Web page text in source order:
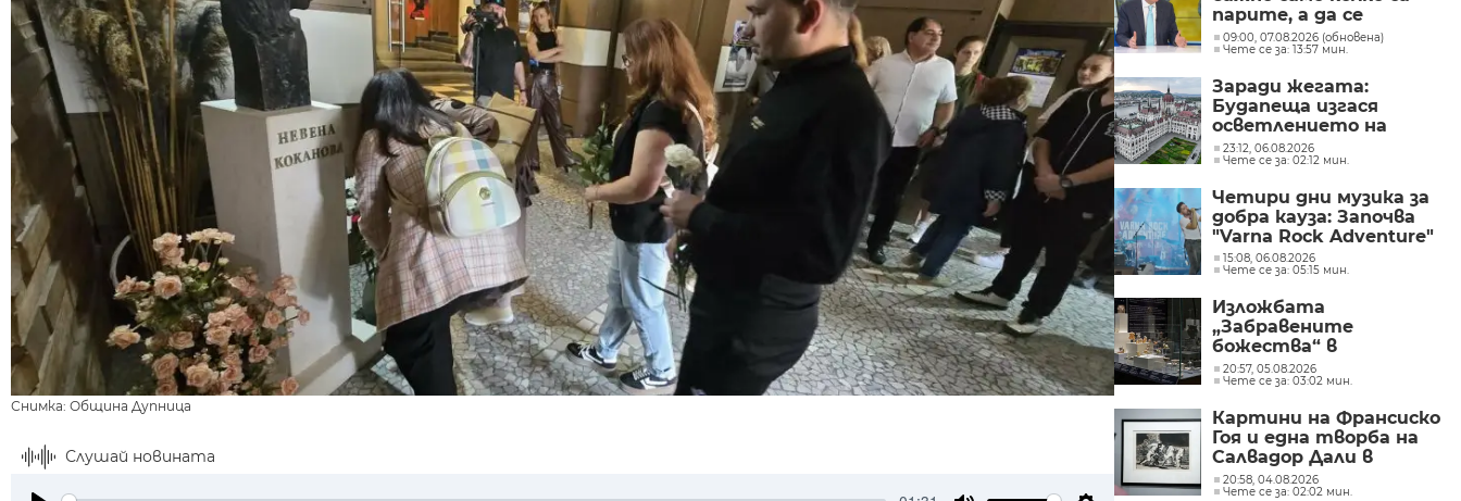
Снимка: Община Дупница
Слушай новината
парите, а да се
изплащат навреме,
заяви министър Евтим
09:00, 07.08.2026 (обновена)
Чете се за: 13:57 мин.
Заради жегата:
Будапеща изгася
осветлението на
историческите си
забележителности, за
23:12, 06.08.2026
Чете се за: 02:12 мин.
Четири дни музика за
добра кауза: Започва
"Varna Rock Adventure"
15:08, 06.08.2026
Чете се за: 05:15 мин.
Изложбата
„Забравените
божества“ в
Националния
археологически
БАН
20:57, 05.08.2026
Чете се за: 03:02 мин.
Картини на Франсиско
Гоя и една творба на
Салвадор Дали в
„Квадрат 500“
(СНИМКИ)
20:58, 04.08.2026
Чете се за: 02:02 мин.